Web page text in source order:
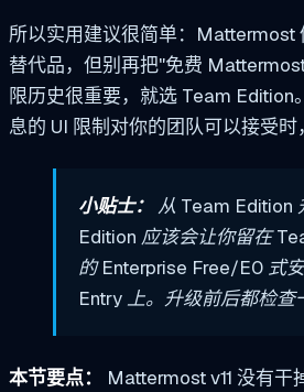
所以实用建议很简单：Mattermost
替代品，但别再把"免费
限历史很重要，就选 Team Edition
息的 UI 限制对你的团队可以接受时
小贴士： 从 Team Edition
Edition 应该会让你留在
的 Enterprise Free/E0 式
Entry 上。升级前后都检查
本节要点：
Mattermost v11 没有干